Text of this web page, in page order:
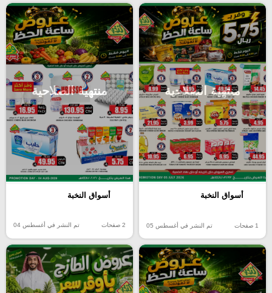
منتهية الصلاحية
أسواق النخبة
1 صفحات تم النشر في أغسطس 05
منتهية الصلاحية
أسواق النخبة
2 صفحات تم النشر في أغسطس 04